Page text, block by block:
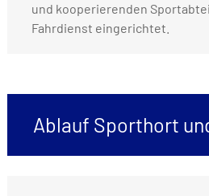
und kooperierenden
Fahrdienst eingerichtet.
Ablauf Sporthort